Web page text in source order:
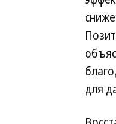
для